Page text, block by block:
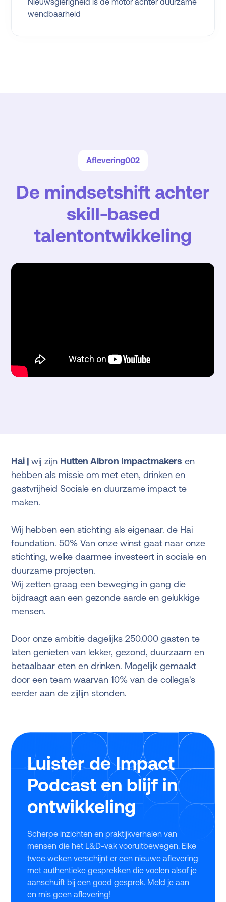
wendbaarheid
Aflevering002
De mindsetshift achter
skill-based
talentontwikkeling
Hai |wij zijn Hutten Albron Impactmakers en
hebben als missie om met eten, drinken en
gastvrijheid Sociale en duurzame impact te
maken.
Wij hebben een stichting als eigenaar. de Hai
foundation. 50% Van onze winst gaat naar onze
stichting, welke daarmee investeert in sociale en
duurzame projecten.
Wij zetten graag een beweging in gang die
bijdraagt aan een gezonde aarde en gelukkige
mensen.
Door onze ambitie dagelijks 250.000 gasten te
laten genieten van lekker, gezond, duurzaam en
betaalbaar eten en drinken. Mogelijk gemaakt
door een team waarvan 10% van de collega's
eerder aan de zijlijn stonden.
Luister de Impact
Podcast en blijf in
ontwikkeling
Scherpe inzichten en praktijkverhalen van
mensen die het L&D-vak vooruitbewegen. Elke
twee weken verschijnt er een nieuwe aflevering
met authentieke gesprekken die voelen alsof je
aanschuift bij een goed gesprek. Meld je aan
en mis geen aflevering!